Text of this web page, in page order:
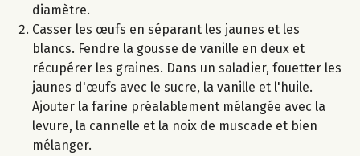
diamètre.
Casser les œufs en séparant les jaunes et les
blancs. Fendre la gousse de vanille en deux et
récupérer les graines. Dans un saladier, fouetter les
jaunes d'œufs avec le sucre, la vanille et l'huile.
Ajouter la farine préalablement mélangée avec la
levure, la cannelle et la noix de muscade et bien
mélanger.